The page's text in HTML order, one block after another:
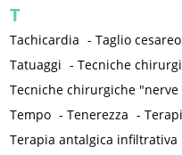
T
Tachicardia -Taglio cesareo
Tatuaggi -Tecniche
Tecniche chirurgiche
Tempo -Tenerezza -
Terapia antalgica infiltrativa